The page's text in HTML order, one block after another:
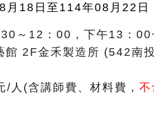
月18日至114年08月22日
～12：00，下午13：
館 2F金禾製造所 (542南
/人(含講師費、材料費 ， 不